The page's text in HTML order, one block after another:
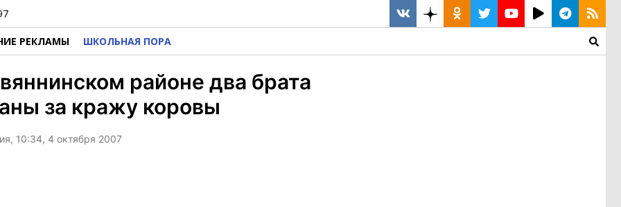
РЕКЛАМЫ ШКОЛЬНАЯ ПОРА
районе два брата
за кражу коровы
10:34, 4 октября 2007